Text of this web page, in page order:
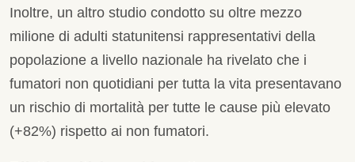
Inoltre, un altro studio condotto su oltre mezzo
milione di adulti statunitensi rappresentativi della
popolazione a livello nazionale ha rivelato che i
fumatori non quotidiani per tutta la vita presentavano
un rischio di mortalità per tutte le cause più elevato
(+82%) rispetto ai non fumatori.